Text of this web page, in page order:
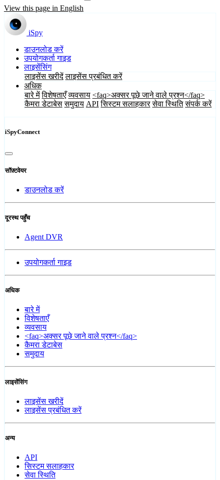
View this page in English
iSpy
डाउनलोड करें
उपयोगकर्ता गाइड
लाइसेंसिंग
लाइसेंस खरीदें लाइसेंस प्रबंधित करें
अधिक
बारे में विशेषताएँ व्यवसाय <faq>अक्सर पूछे जाने वाले प्रश्न</faq>
कैमरा डेटाबेस समुदाय API सिस्टम सलाहकार सेवा स्थिति संपर्क करें
iSpyConnect
सॉफ़्टवेयर
डाउनलोड करें
दूरस्थ पहुँच
Agent DVR
उपयोगकर्ता गाइड
अधिक
बारे में
विशेषताएँ
व्यवसाय
<faq>अक्सर पूछे जाने वाले प्रश्न</faq>
कैमरा डेटाबेस
समुदाय
लाइसेंसिंग
लाइसेंस खरीदें
लाइसेंस प्रबंधित करें
अन्य
API
सिस्टम सलाहकार
सेवा स्थिति